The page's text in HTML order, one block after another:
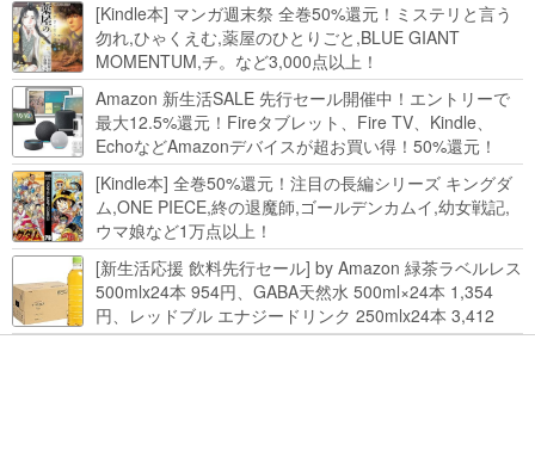
[Kindle本] マンガ週末祭 全巻50%還元！ミステリと言う
勿れ,ひゃくえむ,薬屋のひとりごと,BLUE GIANT
MOMENTUM,チ。など3,000点以上！
Amazon 新生活SALE 先行セール開催中！エントリーで
最大12.5%還元！Fireタブレット、Fire TV、Kindle、
EchoなどAmazonデバイスが超お買い得！50%還元！
Kindle本 新生活フェアなど！
[Kindle本] 全巻50%還元！注目の長編シリーズ キングダ
ム,ONE PIECE,終の退魔師,ゴールデンカムイ,幼女戦記,
ウマ娘など1万点以上！
[新生活応援 飲料先行セール] by Amazon 緑茶ラベルレス
500mlx24本 954円、GABA天然水 500ml×24本 1,354
円、レッドブル エナジードリンク 250mlx24本 3,412
円、い･ろ･は･す 2L×8本 846円など飲料セール